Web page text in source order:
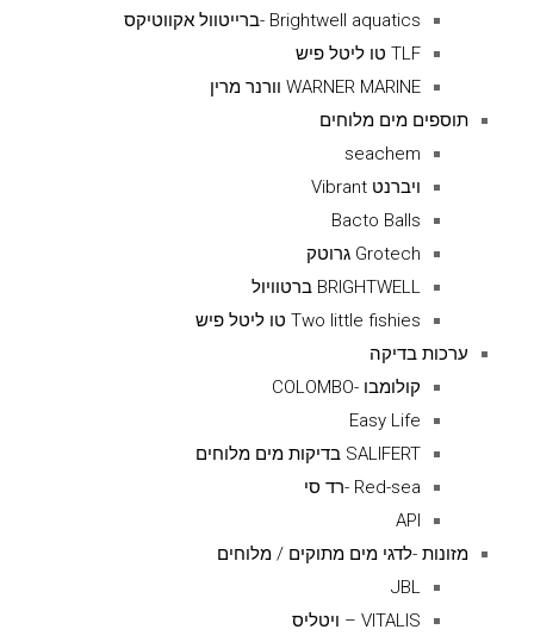
Brightwell aquatics -ברייטוול אקווטיקס
TLF טו ליטל פיש
WARNER MARINE וורנר מרין
תוספים מים מלוחים
seachem
ויברנט Vibrant
Bacto Balls
Grotech גרוטק
BRIGHTWELL ברטוויול
Two little fishies טו ליטל פיש
ערכות בדיקה
קולומבו -COLOMBO
Easy Life
SALIFERT בדיקות מים מלוחים
Red-sea -רד סי
API
מזונות -לדגי מים מתוקים / מלוחים
JBL
VITALIS – ויטליס